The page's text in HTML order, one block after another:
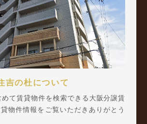
吉の杜について
て賃貸物件を検索できる大阪分譲賃
物件情報をご覧いただきありがとう